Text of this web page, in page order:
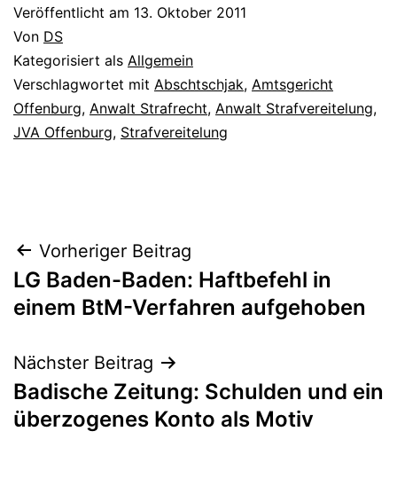
Veröffentlicht am 13. Oktober 2011
Von DS
Kategorisiert als Allgemein
Verschlagwortet mit Abschtschjak, Amtsgericht
Offenburg, Anwalt Strafrecht, Anwalt Strafvereitelung,
JVA Offenburg, Strafvereitelung
Vorheriger Beitrag
LG Baden-Baden: Haftbefehl in
einem BtM-Verfahren aufgehoben
Nächster Beitrag
Badische Zeitung: Schulden und ein
überzogenes Konto als Motiv